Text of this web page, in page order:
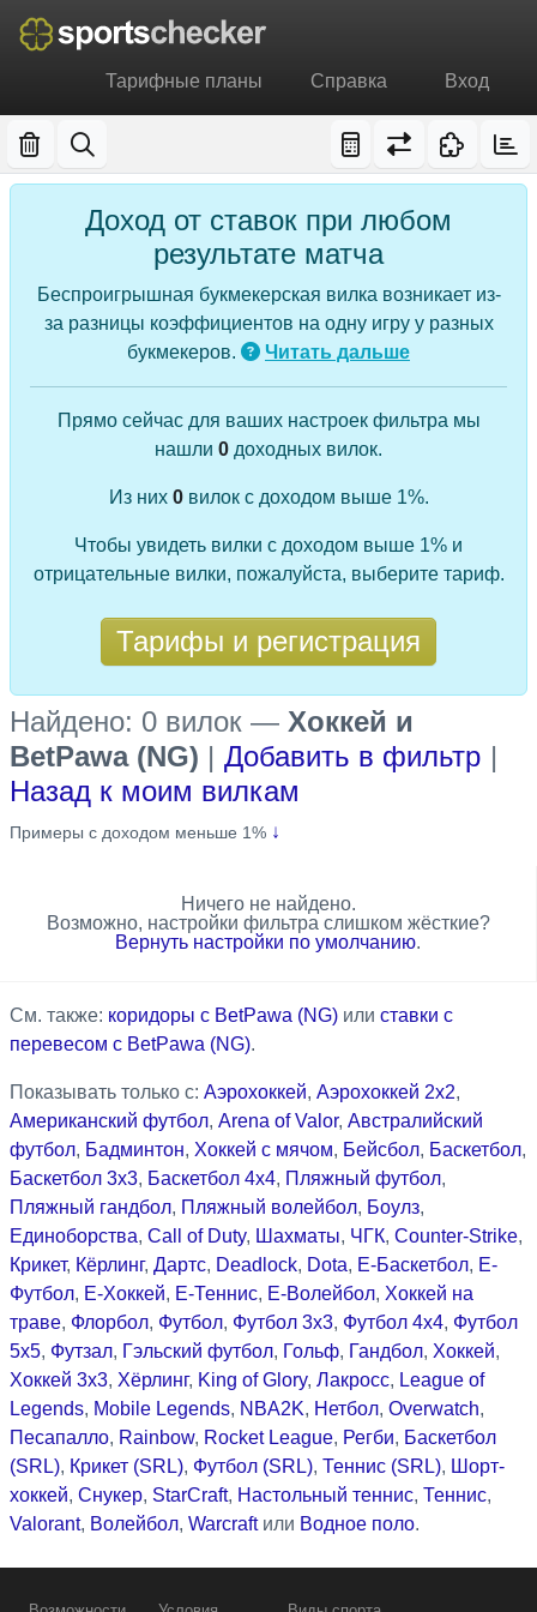
Тарифные планы Справка Вход
Доход от ставок при любом
результате матча
Беспроигрышная букмекерская вилка возникает из-
за разницы коэффициентов на одну игру у разных
букмекеров.
Читать дальше
Прямо сейчас для ваших настроек фильтра мы
нашли 0 доходных вилок.
Из них 0вилок с доходом выше 1%.
Чтобы увидеть вилки с доходом выше 1% и
отрицательные вилки, пожалуйста, выберите тариф.
Тарифы и регистрация
Найдено: 0 вилок — Хоккей и
BetPawa (NG) | Добавить в фильтр |
Назад к моим вилкам
Примеры с доходом меньше 1% ↓
Ничего не найдено.
Возможно, настройки фильтра слишком жёсткие?
Вернуть настройки по умолчанию.
См. также: коридоры с BetPawa (NG) или ставки с
перевесом с BetPawa (NG).
Показывать только с: Аэрохоккей, Аэрохоккей 2x2,
Американский футбол, Arena of Valor, Австралийский
футбол, Бадминтон, Хоккей с мячом, Бейсбол, Баскетбол,
Баскетбол 3x3, Баскетбол 4x4, Пляжный футбол,
Пляжный гандбол, Пляжный волейбол, Боулз,
Единоборства, Call of Duty, Шахматы, ЧГК, Counter-Strike,
Крикет, Кёрлинг, Дартс, Deadlock, Dota, Е-Баскетбол, Е-
Футбол, Е-Хоккей, Е-Теннис, Е-Волейбол, Хоккей на
траве, Флорбол, Футбол, Футбол 3x3, Футбол 4x4, Футбол
5x5, Футзал, Гэльский футбол, Гольф, Гандбол, Хоккей,
Хоккей 3x3, Хёрлинг, King of Glory, Лакросс, League of
Legends, Mobile Legends, NBA2K, Нетбол, Overwatch,
Песапалло, Rainbow, Rocket League, Регби, Баскетбол
(SRL), Крикет (SRL), Футбол (SRL), Теннис (SRL), Шорт-
хоккей, Снукер, StarCraft, Настольный теннис, Теннис,
Valorant, Волейбол, Warcraftили Водное поло.